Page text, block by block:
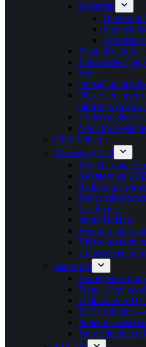
Kikkerter
Outdoor
Termiske
Metal detektorer
Mikroskoper og
Net
Optage og
Observere
mød en verden
MiniOne
ORA Sphere
Podcast og Lyd
Byg et komplet
Adaptere og
Podcast
Røde:
Lys Podcast
Stativ/Holdere
Reporter kit /
Video-
Greenscreen og
Sanserum
Beroligende
Fidget, Feel good
Flytbare Pop-Up
KITT robotten –
Puder til